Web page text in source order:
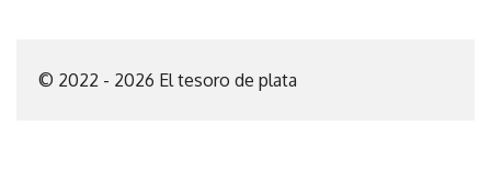
r
© 2022 - 2026 El tesoro de plata